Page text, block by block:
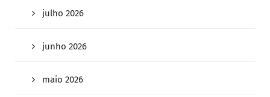
julho 2026
junho 2026
maio 2026